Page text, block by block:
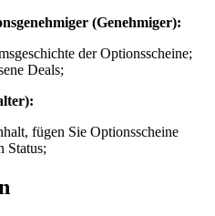
(Genehmiger):
der Optionsscheine;
Deals;
fügen Sie Optionsscheine
Status;